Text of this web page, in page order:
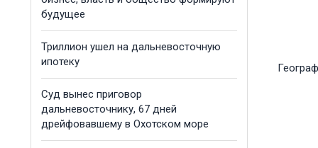
будущее
Триллион ушел на дальневосточную
ипотеку
Суд вынес приговор
дальневосточнику, 67 дней
дрейфовавшему в Охотском море